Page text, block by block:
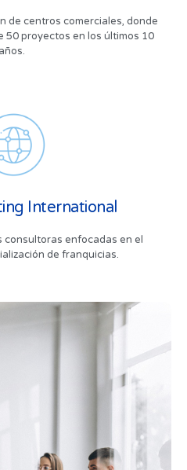
de centros comerciales, donde
50 proyectos en los últimos 10
años.
International
consultoras enfocadas en el
de franquicias.